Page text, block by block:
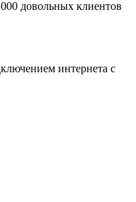
довольных клиентов
интернета с